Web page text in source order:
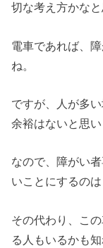
切な考え方かなと
電車であれば、
ね。
ですが、人が多
余裕はないと思い
なので、障がい
いことにするの
その代わり、こ
る人もいるかも